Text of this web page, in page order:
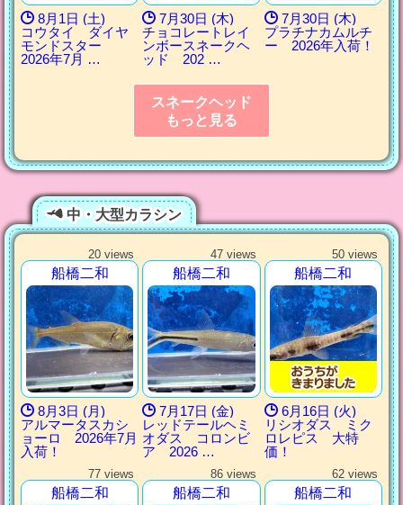
8月1日 (土)
コウタイ ダイヤ
モンドスター
2026年7月 …
7月30日 (木)
チョコレートレイ
ンボースネークヘ
ッド 202 …
7月30日 (木)
プラチナカムルチ
ー 2026年入荷！
スネークヘッド
もっと見る
中・大型カラシン
20 views
船橋二和
8月3日 (月)
アルマータスカシ
ョーロ 2026年7月
入荷！
47 views
船橋二和
7月17日 (金)
レッドテールヘミ
オダス コロンビ
ア 2026 …
50 views
船橋二和
6月16日 (火)
リシオダス ミク
ロレピス 大特
価！
77 views
船橋二和
86 views
船橋二和
62 views
船橋二和